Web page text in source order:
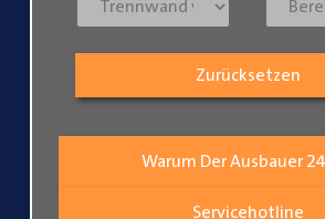
Warum Der Ausbauer
Servicehotline
Zurücksetzen